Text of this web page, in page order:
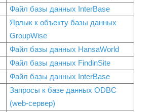
Файл базы данных InterBase
Ярлык к объекту базы данных
GroupWise
Файл базы данных HansaWorld
Файл базы данных FindinSite
Файл базы данных InterBase
Запросы к базе данных ODBC
(web-сервер)